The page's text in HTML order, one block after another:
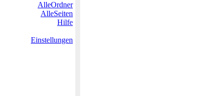
AlleOrdner
AlleSeiten
Hilfe
Einstellungen